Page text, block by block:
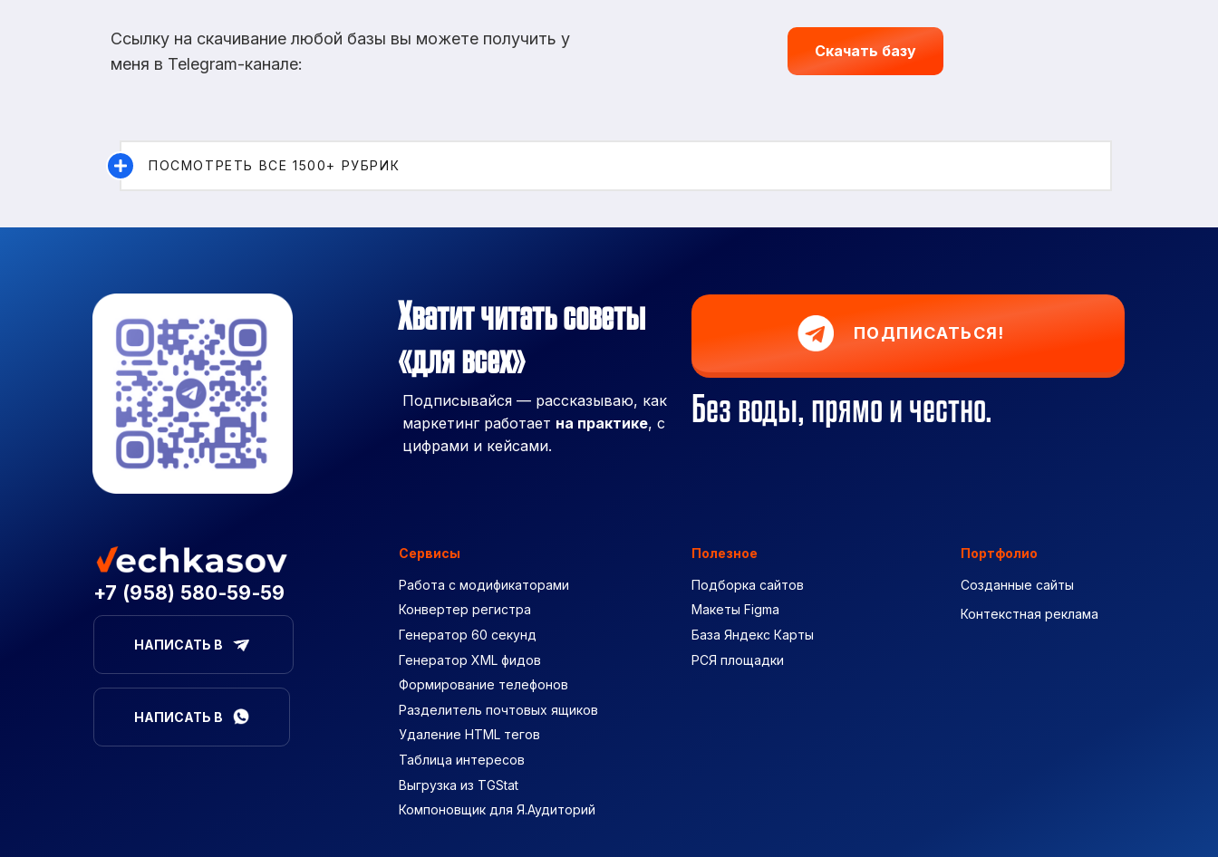
Ссылку на скачивание любой базы вы можете получить у
меня в Telegram-канале:
Скачать базу
ПОСМОТРЕТЬ ВСЕ 1500+ РУБРИК
Хватит читать советы
«для всех»
Подписывайся — рассказываю, как
маркетинг работает на практике, с
цифрами и кейсами.
ПОДПИСАТЬСЯ!
Без воды, прямо и честно.
+7 (958) 580-59-59
НАПИСАТЬ В
НАПИСАТЬ В
Сервисы
Работа с модификаторами
Конвертер регистра
Генератор 60 секунд
Генератор XML фидов
Формирование телефонов
Разделитель почтовых ящиков
Удаление HTML тегов
Таблица интересов
Выгрузка из TGStat
Компоновщик для Я.Аудиторий
Полезное
Подборка сайтов
Макеты Figma
База Яндекс Карты
РСЯ площадки
Портфолио
Созданные сайты
Контекстная реклама